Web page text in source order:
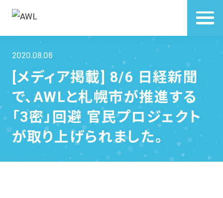
2020.08.06
[メディア掲載] 8/6 日経新聞
で、AWLと札幌市が推進する
「3密」回避 官民プロジェクト
が取り上げられました。